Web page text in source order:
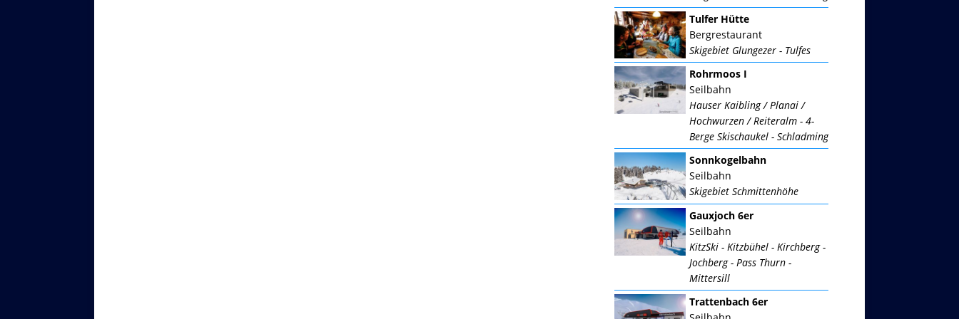
Tulfer Hütte
Bergrestaurant
Skigebiet Glungezer - Tulfes
Rohrmoos I
Seilbahn
Hauser Kaibling / Planai /
Hochwurzen / Reiteralm - 4-
Berge Skischaukel - Schladming
Sonnkogelbahn
Seilbahn
Skigebiet Schmittenhöhe
Gauxjoch 6er
Seilbahn
KitzSki - Kitzbühel - Kirchberg -
Jochberg - Pass Thurn -
Mittersill
Trattenbach 6er